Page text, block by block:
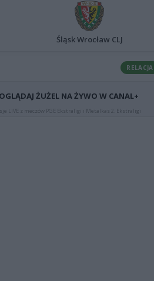
Śląsk Wrocław CLJ
RELACJA
OGLĄDAJ ŻUŻEL NA ŻYWO W CANAL+
LIVE z meczów PGE Ekstraligi i Metalkas 2. Ekstraligi